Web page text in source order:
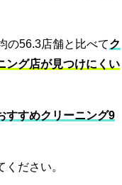
の56.3店舗と比べてク
ング店が見つけにくい
すすめクリーニング9
ださい。